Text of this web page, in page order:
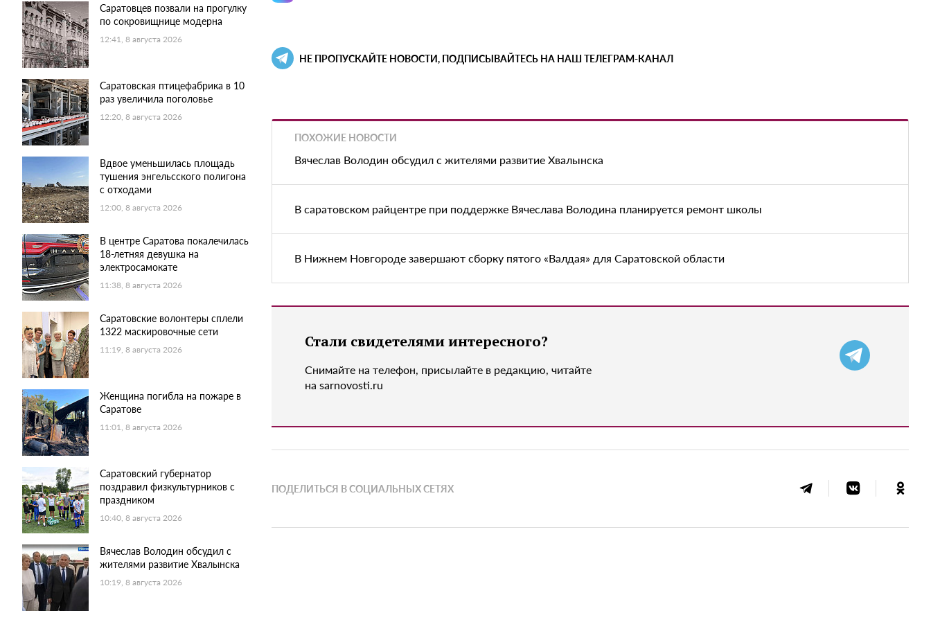
Саратовцев позвали на прогулку
по сокровищнице модерна
12:41, 8 августа 2026
Саратовская птицефабрика в 10
раз увеличила поголовье
12:20, 8 августа 2026
Вдвое уменьшилась площадь
тушения энгельсского полигона
с отходами
12:00, 8 августа 2026
В центре Саратова покалечилась
18-летняя девушка на
электросамокате
11:38, 8 августа 2026
Саратовские волонтеры сплели
1322 маскировочные сети
11:19, 8 августа 2026
Женщина погибла на пожаре в
Саратове
11:01, 8 августа 2026
Саратовский губернатор
поздравил физкультурников с
праздником
10:40, 8 августа 2026
Вячеслав Володин обсудил с
жителями развитие Хвалынска
10:19, 8 августа 2026
НЕ ПРОПУСКАЙТЕ НОВОСТИ, ПОДПИСЫВАЙТЕСЬ НА НАШ ТЕЛЕГРАМ-КАНАЛ
ПОХОЖИЕ НОВОСТИ
Вячеслав Володин обсудил с жителями развитие Хвалынска
В саратовском райцентре при поддержке Вячеслава Володина планируется ремонт школы
В Нижнем Новгороде завершают сборку пятого «Валдая» для Саратовской области
Стали свидетелями интересного?
Снимайте на телефон, присылайте в редакцию, читайте
на sarnovosti.ru
ПОДЕЛИТЬСЯ В СОЦИАЛЬНЫХ СЕТЯХ